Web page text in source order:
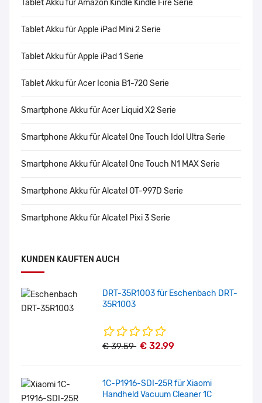
Tablet Akku für Amazon Kindle Kindle Fire Serie
Tablet Akku für Apple iPad Mini 2 Serie
Tablet Akku für Apple iPad 1 Serie
Tablet Akku für Acer Iconia B1-720 Serie
Smartphone Akku für Acer Liquid X2 Serie
Smartphone Akku für Alcatel One Touch Idol Ultra Serie
Smartphone Akku für Alcatel One Touch N1 MAX Serie
Smartphone Akku für Alcatel OT-997D Serie
Smartphone Akku für Alcatel Pixi 3 Serie
KUNDEN KAUFTEN AUCH
DRT-35R1003 für Eschenbach DRT-
35R1003
€ 39.59 € 32.99
1C-P1916-SDI-25R für Xiaomi
Handheld Vacuum Cleaner 1C